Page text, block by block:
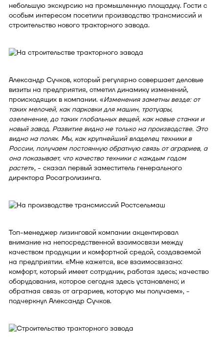
небольшую экскурсию на промышленную площадку. Гости с
особым интересом посетили производство трансмиссий и
строительство нового тракторного завода.
Александр Сучков, который регулярно совершает деловые
визиты на предприятия, отметил динамику изменений,
происходящих в компании. «Изменения заметны везде: от
таких мелочей, как парковки для машин, тротуары,
озеленение, до таких глобальных вещей, как новые станки и
новый завод. Развитие видно не только на производстве. Это
видно на полях. Мы, как крупнейший владелец техники в
России, получаем постоянную обратную связь от аграриев, а
она показывает, что качество техники с каждым годом
растет», - сказал первый заместитель генерального
директора Росагролизинга.
Топ-менеджер лизинговой компании акцентировал
внимание на непосредственной взаимосвязи между
качеством продукции и комфортной средой, создаваемой
на предприятии. «Мне кажется, все взаимосвязано:
комфорт, который имеет сотрудник, работая здесь; качество
оборудования, которое сегодня здесь установлено; и
обратная связь от аграриев, которую мы получаем», -
подчеркнул Александр Сучков.